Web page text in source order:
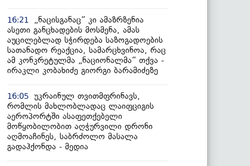
16:21
„ნაცისგანაც“ კი ამაზრზენია
ასეთი განცხადების მოსმენა, ამას
აუცილებლად სჭირდება საზოგადოების
სათანადო რეაქცია, სამარცხვინოა, რაც
ამ კონკრეტულმა „ნაციონალმა“ თქვა -
ირაკლი კობახიძე გიორგი ბარამიძეზე
16:05 უკრაინულ თვითმფრინავს,
რომლის მახლობლადაც ლაიფციგის
აეროპორტში ასაფეთქებელი
მოწყობილობით აღჭურვილი დრონი
აღმოაჩინეს, საბრძოლო მასალა
გადაჰქონდა - მედია